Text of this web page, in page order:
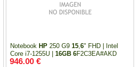
Notebook HP 250 G915,6" FHD | Intel
Core i7-1255U |16GB 6F2C3EA#AKD
946.00 €